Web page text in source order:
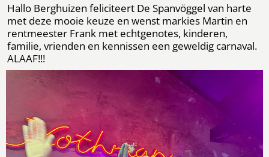
Hallo Berghuizen feliciteert De Spanvöggel van harte
met deze mooie keuze en wenst markies Martin en
rentmeester Frank met echtgenotes, kinderen,
familie, vrienden en kennissen een geweldig carnaval.
ALAAF!!!